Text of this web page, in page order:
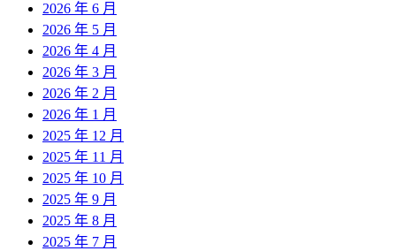
2026 年 6 月
2026 年 5 月
2026 年 4 月
2026 年 3 月
2026 年 2 月
2026 年 1 月
2025 年 12 月
2025 年 11 月
2025 年 10 月
2025 年 9 月
2025 年 8 月
2025 年 7 月